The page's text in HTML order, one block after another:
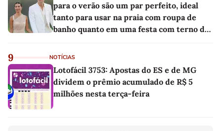
para o verão são um par perfeito, ideal
tanto para usar na praia com roupa de
banho quanto em uma festa com terno de
9 NOTÍCIAS
Lotofácil 3753: Apostas do ES e de MG
dividem o prêmio acumulado de R$ 5
milhões nesta terça-feira